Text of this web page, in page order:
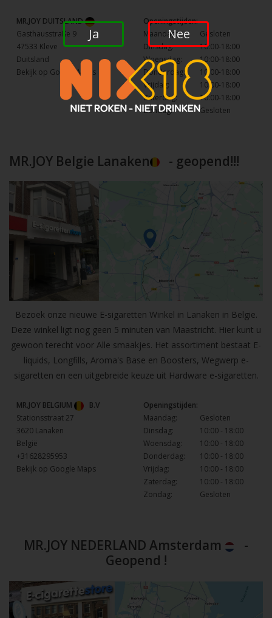
MR.JOY DUITSLAND
Gasthausstraße 9
47533 Kleve
Duitsland
Bekijk op Google Maps
Openingstijden:
Maandag:
Gesloten
Dinsdag:
10:00-18:00
Woensdag:
10:00-18:00
Donderdag:
10:00-18:00
Vrijdag:
10:00-18:00
Zaterdag:
10:00-18:00
Zondag:
Gesloten
MR.JOY Belgie Lanaken - geopend!!!
Bezoek onze nieuwe E-sigaretten Winkel in Lanaken in Belgie.
Deze winkel ligt nog geen 5 minuten van Maastricht. Hier kunt u
gewoon terecht voor Alle smaakjes. Het assortiment bestaat E-
liquids, Longfills, Aroma's Base en Boosters, Wegwerp e-
sigaretten en een uitgebreide keuze uit Hardware e-sigaretten.
MR.JOY BELGIUM
B.V
Stationsstraat 27
3620 Lanaken
België
+31628295953
Bekijk op Google Maps
Openingstijden:
Maandag:
Gesloten
Dinsdag:
10:00 - 18:00
Woensdag:
10:00 - 18:00
Donderdag:
10:00 - 18:00
Vrijdag:
10:00 - 18:00
Zaterdag:
10:00 - 18:00
Zondag:
Gesloten
MR.JOY NEDERLAND Amsterdam
-
Geopend !
Ja Nee